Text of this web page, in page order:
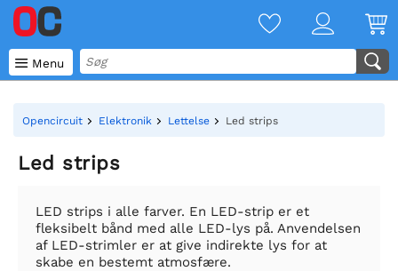
 Menu
Opencircuit Elektronik Lettelse Led strips
Led strips
LED strips i alle farver. En LED-strip er et
fleksibelt bånd med alle LED-lys på. Anvendelsen
af LED-strimler er at give indirekte lys for at
skabe en bestemt atmosfære.